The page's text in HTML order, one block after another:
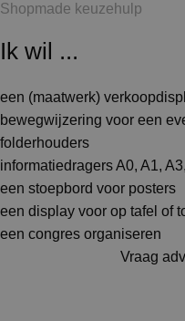
Shopmade keuzehulp
Ik wil ...
een (maatwerk)
bewegwijzering voor een
folderhouders
informatiedragers A0, A1,
een stoepbord voor posters
een display voor op tafel of
een congres organiseren
Vraag